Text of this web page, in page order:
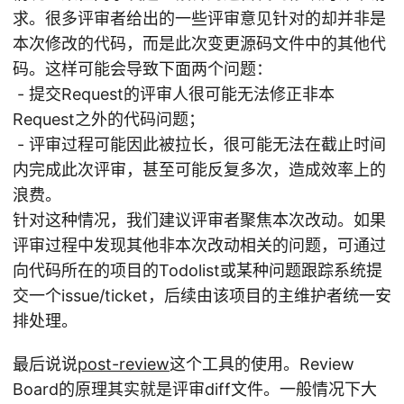
求。很多评审者给出的一些评审意见针对的却并非是
本次修改的代码，而是此次变更源码文件中的其他代
码。这样可能会导致下面两个问题：
- 提交Request的评审人很可能无法修正非本
Request之外的代码问题；
- 评审过程可能因此被拉长，很可能无法在截止时间
内完成此次评审，甚至可能反复多次，造成效率上的
浪费。
针对这种情况，我们建议评审者聚焦本次改动。如果
评审过程中发现其他非本次改动相关的问题，可通过
向代码所在的项目的Todolist或某种问题跟踪系统提
交一个issue/ticket，后续由该项目的主维护者统一安
排处理。
最后说说post-review这个工具的使用。Review
Board的原理其实就是评审diff文件。一般情况下大